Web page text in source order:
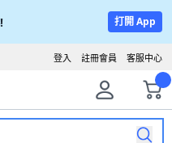
打開 App
客服中心
註冊會員
登入